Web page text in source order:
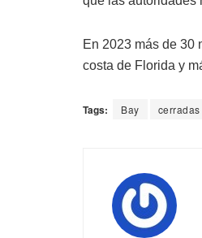
En 2023 más de 30
costa de Florida y
Tags: Bay cerradas